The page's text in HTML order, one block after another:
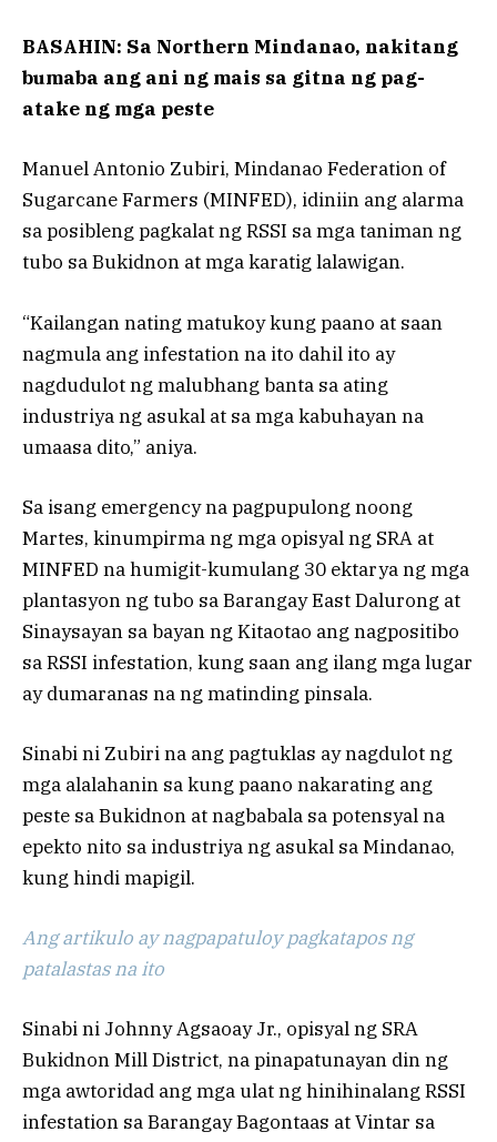
BASAHIN: Sa Northern Mindanao, nakitang
bumaba ang ani ng mais sa gitna ng pag-
atake ng mga peste
Manuel Antonio Zubiri, Mindanao Federation of
Sugarcane Farmers (MINFED), idiniin ang alarma
sa posibleng pagkalat ng RSSI sa mga taniman ng
tubo sa Bukidnon at mga karatig lalawigan.
“Kailangan nating matukoy kung paano at saan
nagmula ang infestation na ito dahil ito ay
nagdudulot ng malubhang banta sa ating
industriya ng asukal at sa mga kabuhayan na
umaasa dito,” aniya.
Sa isang emergency na pagpupulong noong
Martes, kinumpirma ng mga opisyal ng SRA at
MINFED na humigit-kumulang 30 ektarya ng mga
plantasyon ng tubo sa Barangay East Dalurong at
Sinaysayan sa bayan ng Kitaotao ang nagpositibo
sa RSSI infestation, kung saan ang ilang mga lugar
ay dumaranas na ng matinding pinsala.
Sinabi ni Zubiri na ang pagtuklas ay nagdulot ng
mga alalahanin sa kung paano nakarating ang
peste sa Bukidnon at nagbabala sa potensyal na
epekto nito sa industriya ng asukal sa Mindanao,
kung hindi mapigil.
Ang artikulo ay nagpapatuloy pagkatapos ng
patalastas na ito
Sinabi ni Johnny Agsaoay Jr., opisyal ng SRA
Bukidnon Mill District, na pinapatunayan din ng
mga awtoridad ang mga ulat ng hinihinalang RSSI
infestation sa Barangay Bagontaas at Vintar sa